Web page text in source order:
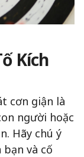
Kích
cơn giận là
người hoặc
Hãy chú ý
và cố